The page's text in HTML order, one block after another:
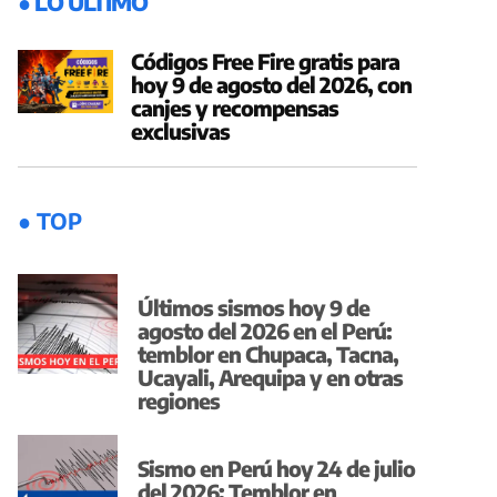
Códigos Free Fire gratis para
hoy 9 de agosto del 2026, con
canjes y recompensas
exclusivas
● TOP
Últimos sismos hoy 9 de
agosto del 2026 en el Perú:
temblor en Chupaca, Tacna,
Ucayali, Arequipa y en otras
regiones
Sismo en Perú hoy 24 de julio
del 2026: Temblor en